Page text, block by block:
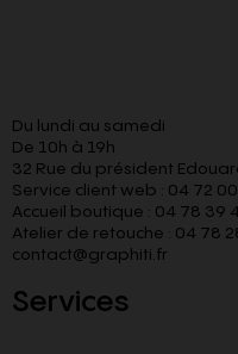
Du lundi au samedi
De 10h à 19h
32 Rue du président
Service client web : 04 72
Accueil boutique : 04 78 39
Atelier de retouche : 04 78
contact@graphiti.fr
Services